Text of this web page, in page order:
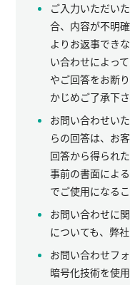
ご入力いただい
合、内容が不明
よりお返事でき
い合わせによっ
やご回答をお断
かじめご了承下さ
お問い合わせい
らの回答は、お
回答から得られ
事前の書面によ
でご使用になる
お問い合わせに
についても、弊
お問い合わせフ
暗号化技術を使